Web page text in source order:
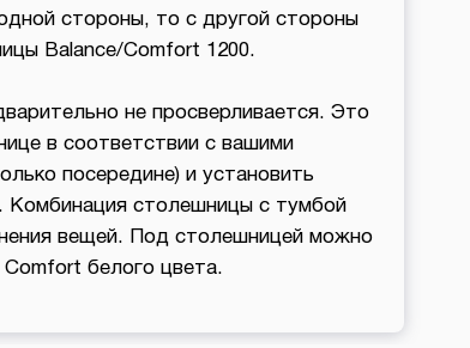
стороны, то с другой стороны
Balance/Comfort 1200.
не просверливается. Это
в соответствии с вашими
посередине) и установить
Комбинация столешницы с тумбой
вещей. Под столешницей можно
белого цвета.